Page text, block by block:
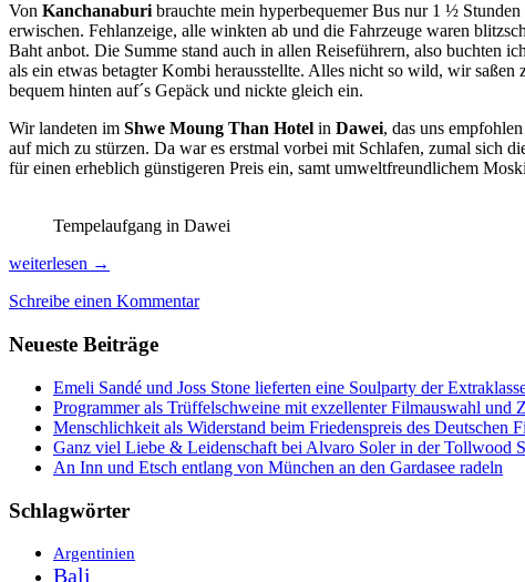
Von Kanchanaburibrauchte mein hyperbequemer Bus nur 1 ½
erwischen. Fehlanzeige, alle winkten ab und die Fahrzeuge waren
Baht anbot. Die Summe stand auch in allen Reiseführern, also buchten
als ein etwas betagter Kombi herausstellte. Alles nicht so wild, wir
bequem hinten auf´s Gepäck und nickte gleich ein.
Wir landeten im Shwe Moung Than Hotel in Dawei, das uns
auf mich zu stürzen. Da war es erstmal vorbei mit Schlafen, zumal sich
für einen erheblich günstigeren Preis ein, samt umweltfreundlichem
Tempelaufgang in Dawei
Einmal
und
nach
Mawlamyine,
Süd-
Myanmar
weiterlesen →
Schreibe einen Kommentar
Neueste Beiträge
Emeli Sandé und Joss Stone lieferten eine Soulparty der
Programmer als Trüffelschweine mit exzellenter Filmauswahl und
Menschlichkeit als Widerstand beim Friedenspreis des Deutschen
Ganz viel Liebe & Leidenschaft bei Alvaro Soler in der Tollwood
An Inn und Etsch entlang von München an den Gardasee radeln
Schlagwörter
Argentinien
Bali